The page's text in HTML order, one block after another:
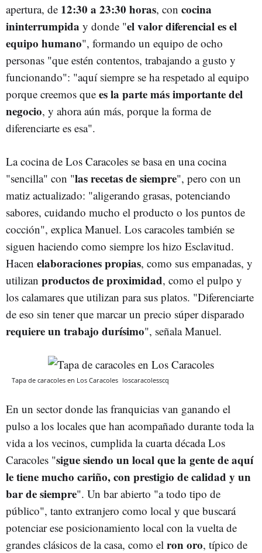
apertura, de 12:30 a 23:30 horas, con cocina
ininterrumpida y donde "el valor diferencial es el
equipo humano", formando un equipo de ocho
personas "que estén contentos, trabajando a gusto y
funcionando": "aquí siempre se ha respetado al equipo
porque creemos que es la parte más importante del
negocio, y ahora aún más, porque la forma de
diferenciarte es esa".
La cocina de Los Caracoles se basa en una cocina
"sencilla" con "las recetas de siempre", pero con un
matiz actualizado: "aligerando grasas, potenciando
sabores, cuidando mucho el producto o los puntos de
cocción", explica Manuel. Los caracoles también se
siguen haciendo como siempre los hizo Esclavitud.
Hacen elaboraciones propias, como sus empanadas, y
utilizan productos de proximidad, como el pulpo y
los calamares que utilizan para sus platos. "Diferenciarte
de eso sin tener que marcar un precio súper disparado
requiere un trabajo durísimo", señala Manuel.
Tapa de caracoles en Los Caracoles loscaracolesscq
En un sector donde las franquicias van ganando el
pulso a los locales que han acompañado durante toda la
vida a los vecinos, cumplida la cuarta década Los
Caracoles "sigue siendo un local que la gente de aquí
le tiene mucho cariño, con prestigio de calidad y un
bar de siempre". Un bar abierto "a todo tipo de
público", tanto extranjero como local y que buscará
potenciar ese posicionamiento local con la vuelta de
grandes clásicos de la casa, como el ron oro, típico de